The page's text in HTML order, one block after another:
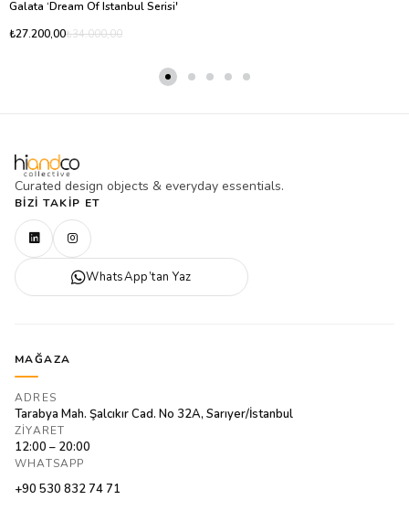
Galata ‘Dream Of Istanbul Serisi'
₺27.200,00₺34.000,00
Curated design objects & everyday essentials.
BIZI TAKIP ET
WhatsApp’tan Yaz
MAĞAZA
ADRES
Tarabya Mah. Şalcıkır Cad. No 32A, Sarıyer/İstanbul
ZIYARET
12:00 – 20:00
WHATSAPP
+90 530 832 74 71